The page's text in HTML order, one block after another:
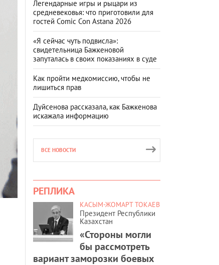
Легендарные игры и рыцари из
средневековья: что приготовили для
гостей Comic Con Astana 2026
«Я сейчас чуть подвисла»:
свидетельница Бажкеновой
запуталась в своих показаниях в суде
Как пройти медкомиссию, чтобы не
лишиться прав
Дуйсенова рассказала, как Бажкенова
искажала информацию
ВСЕ НОВОСТИ
РЕПЛИКА
КАСЫМ-ЖОМАРТ ТОКАЕВ
Президент Республики
Казахстан
«Стороны могли
бы рассмотреть
вариант заморозки боевых